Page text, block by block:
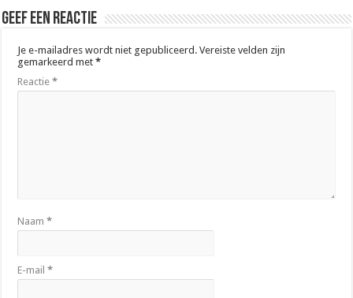
Geef een reactie
Je e-mailadres wordt niet gepubliceerd. Vereiste velden zijn
gemarkeerd met*
Reactie*
Naam*
E-mail*